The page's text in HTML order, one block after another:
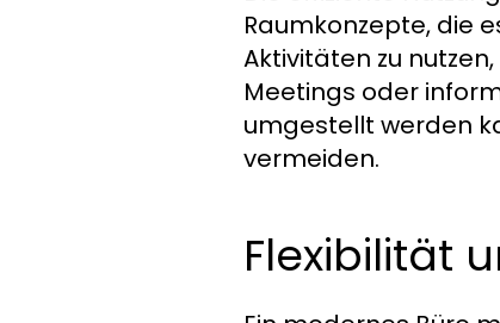
Raumkonzepte, die
Aktivitäten zu
Meetings oder
umgestellt werden
vermeiden.
Flexibilität